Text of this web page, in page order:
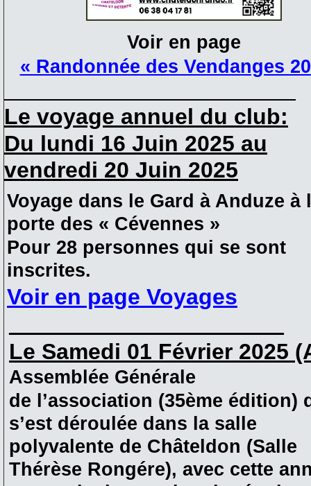
Voir en page
« Randonnée des Vendanges
Le voyage annuel du club:
Du lundi 16 Juin 2025 au
vendredi 20 Juin 2025
Voyage dans le Gard à Anduze à
porte des « Cévennes »
Pour 28 personnes qui se sont
inscrites.
Voir en page Voyages
Le Samedi 01 Février 2025
Assemblée Générale
de l’association (35ème édition)
s’est déroulée dans la salle
polyvalente de Châteldon (Salle
Thérèse Rongére), avec cette